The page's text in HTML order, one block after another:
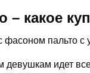
– какое
пальто с
девушкам идет